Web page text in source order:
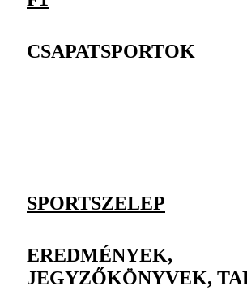
CSAPATSPORTOK
SPORTSZELEP
EREDMÉNYEK,
JEGYZŐKÖNYVEK,